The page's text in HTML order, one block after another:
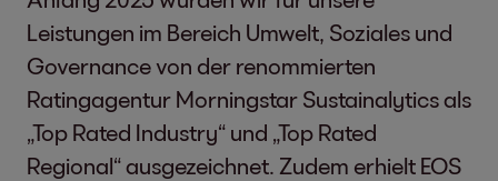
Leistungen im Bereich Umwelt, Soziales und
Governance von der renommierten
Ratingagentur Morningstar Sustainalytics als
„Top Rated Industry“ und „Top Rated
Regional“ ausgezeichnet. Zudem erhielt EOS